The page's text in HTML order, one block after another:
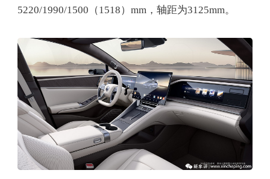
5220/1990/1500（1518）mm，轴距为3125mm。